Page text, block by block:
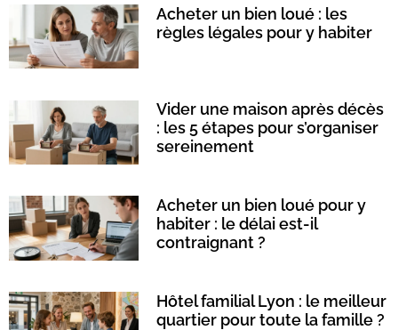
Acheter un bien loué : les
règles légales pour y habiter
Vider une maison après décès
: les 5 étapes pour s’organiser
sereinement
Acheter un bien loué pour y
habiter : le délai est-il
contraignant ?
Hôtel familial Lyon : le meilleur
quartier pour toute la famille ?